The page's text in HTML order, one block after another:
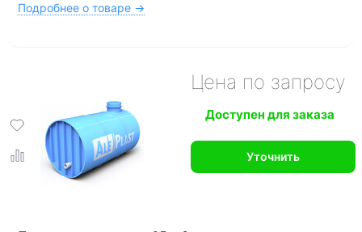
Подробнее о товаре →
Цена по запросу
Доступен для заказа
Уточнить